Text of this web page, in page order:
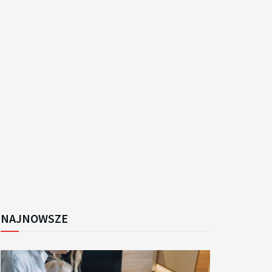
NAJNOWSZE